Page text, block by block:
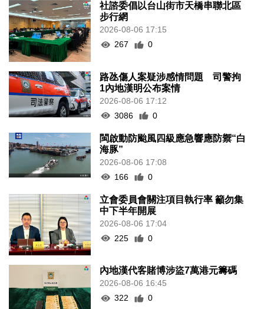
社諮委倡以台山街市天橋串聯北區
步行網
2026-08-06 17:15
267
0
路氹傷人案疑涉感情問題 司警拘
1內地漢明公布案情
2026-08-06 17:12
3086
0
閩啟動防颱風四級應急響應防禦“白
海豚”
2026-08-06 17:08
166
0
立會委員會關注項目執行率 籲勿集
中下半年開展
2026-08-06 17:04
225
0
內地漢代客賭博涉盜7萬港元籌碼
2026-08-06 16:45
322
0